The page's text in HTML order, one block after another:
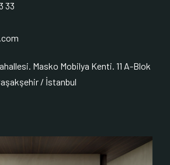
33
Masko Mobilya Kenti. 11 A-Blok
/ İstanbul